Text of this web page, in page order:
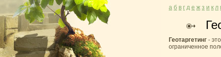
а б в г д е ж з и к л
Геотаргетинг -
ограниченное